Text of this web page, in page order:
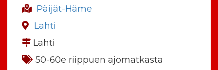
Päijät-Häme
Lahti
Lahti
50-60e riippuen ajomatkasta